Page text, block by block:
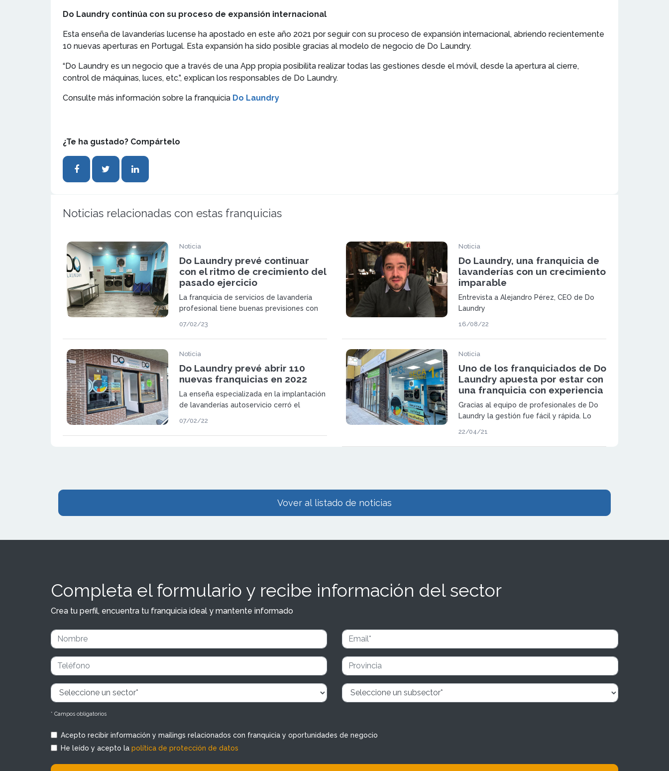
Do Laundry continúa con su proceso de expansión internacional
Esta enseña de lavanderías lucense ha apostado en este año 2021 por seguir con su proceso de expansión internacional, abriendo recientemente
10 nuevas aperturas en Portugal. Esta expansión ha sido posible gracias al modelo de negocio de Do Laundry.
“Do Laundry es un negocio que a través de una App propia posibilita realizar todas las gestiones desde el móvil, desde la apertura al cierre,
control de máquinas, luces, etc.”, explican los responsables de Do Laundry.
Consulte más información sobre la franquicia Do Laundry
¿Te ha gustado? Compártelo
Noticias relacionadas con estas franquicias
Noticia
Do Laundry prevé continuar
con el ritmo de crecimiento del
pasado ejercicio
La franquicia de servicios de lavandería
profesional tiene buenas previsiones con
en cuenta los datos tras el cierre del
pasado ejercicio.
07/02/23
Noticia
Do Laundry, una franquicia de
lavanderías con un crecimiento
imparable
Entrevista a Alejandro Pérez, CEO de Do
Laundry
16/08/22
Noticia
Do Laundry prevé abrir 110
nuevas franquicias en 2022
La enseña especializada en la implantación
de lavanderías autoservicio cerró el
repartidas por el territorio nacional, y en
2022 prevé superar esa cifra.
07/02/22
Noticia
Uno de los franquiciados de Do
Laundry apuesta por estar con
una franquicia con experiencia
Gracias al equipo de profesionales de Do
Laundry la gestión fue fácil y rápida. Lo
22/04/21
Vover al listado de noticias
Completa el formulario y recibe información del sector
Crea tu perfil, encuentra tu franquicia ideal y mantente informado
* Campos obligatorios
Acepto recibir información y mailings relacionados con franquicia y oportunidades de negocio
He leído y acepto la política de protección de datos